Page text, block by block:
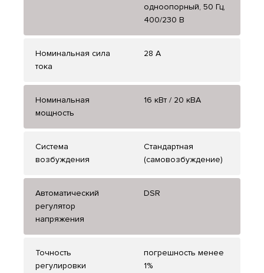
одноопорный, 50 Гц,
400/230 В
Номинальная сила
тока
28 А
Номинальная
мощность
16 кВт / 20 кВА
Система
возбуждения
Стандартная
(самовозбуждение)
Автоматический
регулятор
напряжения
DSR
Точность
регулировки
погрешность менее
1%